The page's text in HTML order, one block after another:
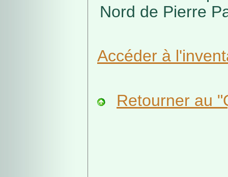
Nord de Pierre
Accéder à
Retourner au